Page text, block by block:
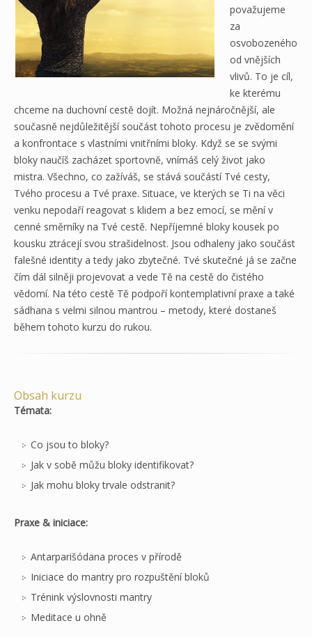
považujeme
za
osvobozeného
od vnějších
vlivů. To je cíl,
ke kterému
chceme na duchovní cestě dojít. Možná nejnáročnější, ale
současně nejdůležitější součást tohoto procesu je zvědomění
a konfrontace s vlastními vnitřními bloky. Když se se svými
bloky naučíš zacházet sportovně, vnímáš celý život jako
mistra. Všechno, co zažíváš, se stává součástí Tvé cesty,
Tvého procesu a Tvé praxe. Situace, ve kterých se Ti na věci
venku nepodaří reagovat s klidem a bez emocí, se mění v
cenné směrníky na Tvé cestě. Nepříjemné bloky kousek po
kousku ztrácejí svou strašidelnost. Jsou odhaleny jako součást
falešné identity a tedy jako zbytečné. Tvé skutečné já se začne
čím dál silněji projevovat a vede Tě na cestě do čistého
vědomí. Na této cestě Tě podpoří kontemplativní praxe a také
sádhana s velmi silnou mantrou – metody, které dostaneš
během tohoto kurzu do rukou.
Obsah kurzu
Témata:
Co jsou to bloky?
Jak v sobě můžu bloky identifikovat?
Jak mohu bloky trvale odstranit?
Praxe & iniciace:
Antarparišódana proces v přírodě
Iniciace do mantry pro rozpuštění bloků
Trénink výslovnosti mantry
Meditace u ohně